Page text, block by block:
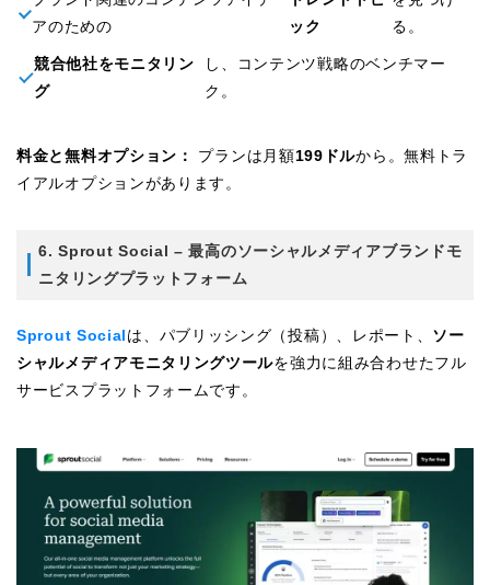
アのための
ック
る。
競合他社をモニタリン
グ
し、コンテンツ戦略のベンチマー
ク。
料金と無料オプション： プランは月額199ドルから。無料トラ
イアルオプションがあります。
6. Sprout Social – 最高のソーシャルメディアブランドモ
ニタリングプラットフォーム
Sprout Socialは、パブリッシング（投稿）、レポート、 ソー
シャルメディアモニタリングツールを強力に組み合わせたフル
サービスプラットフォームです。